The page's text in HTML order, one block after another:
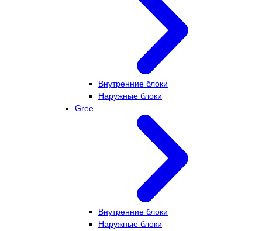
Внутренние блоки
Наружные блоки
Gree
Внутренние блоки
Наружные блоки